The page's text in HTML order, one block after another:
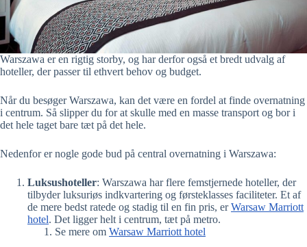
Warszawa er en rigtig storby, og har derfor også et bredt udvalg af
hoteller, der passer til ethvert behov og budget.
Når du besøger Warszawa, kan det være en fordel at finde overnatning
i centrum. Så slipper du for at skulle med en masse transport og bor i
det hele taget bare tæt på det hele.
Nedenfor er nogle gode bud på central overnatning i Warszawa:
Luksushoteller: Warszawa har flere femstjernede hoteller, der
tilbyder luksuriøs indkvartering og førsteklasses faciliteter. Et af
de mere bedst ratede og stadig til en fin pris, erWarsaw Marriott
hotel. Det ligger helt i centrum, tæt på metro.
Se mere om Warsaw Marriott hotel